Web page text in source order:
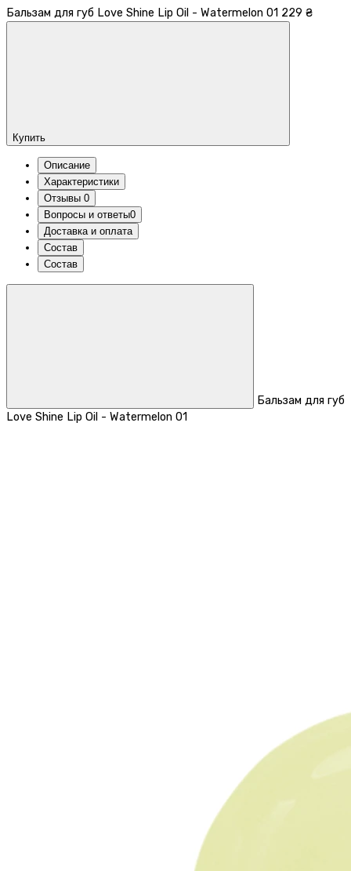
Бальзам для губ Love Shine Lip Oil - Watermelon 01 229 ₴
Купить
Описание
Характеристики
Отзывы 0
Вопросы и ответы0
Доставка и оплата
Состав
Состав
Бальзам для губ
Love Shine Lip Oil - Watermelon 01